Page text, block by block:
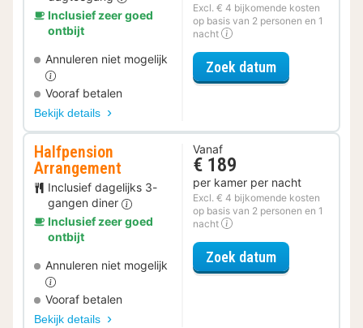
Inclusief zeer goed
ontbijt
Annuleren niet mogelijk
Vooraf betalen
Bekijk details
Excl. € 4 bijkomende kosten
op basis van 2 personen en 1
nacht
Zoek datumvoor Relax
Halfpension
Arrangement
Inclusief dagelijks 3-
gangen diner
Inclusief zeer goed
ontbijt
Annuleren niet mogelijk
Vooraf betalen
Bekijk details
Vanaf
€ 189
per kamer per nacht
Excl. € 4 bijkomende kosten
op basis van 2 personen en 1
nacht
Zoek datumvoor